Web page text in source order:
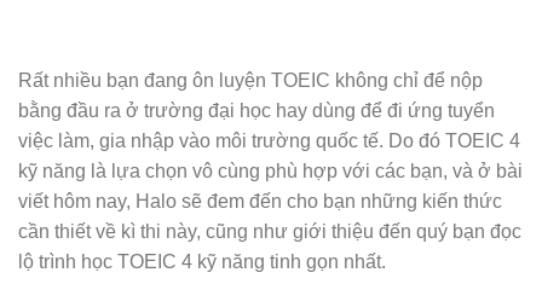
Rất nhiều bạn đang ôn luyện TOEIC không chỉ để nộp
bằng đầu ra ở trường đại học hay dùng để đi ứng tuyển
việc làm, gia nhập vào môi trường quốc tế. Do đó TOEIC 4
kỹ năng là lựa chọn vô cùng phù hợp với các bạn, và ở bài
viết hôm nay, Halo sẽ đem đến cho bạn những kiến thức
cần thiết về kì thi này, cũng như giới thiệu đến quý bạn đọc
lộ trình học TOEIC 4 kỹ năng tinh gọn nhất.